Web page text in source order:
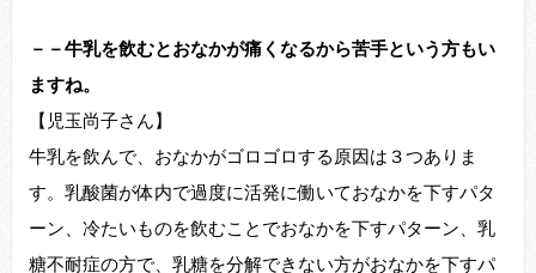
－－牛乳を飲むとおなかが痛くなるから苦手という方もい
ますね。
【児玉尚子さん】
牛乳を飲んで、おなかがゴロゴロする原因は３つありま
す。乳酸菌が体内で過度に活発に働いておなかを下すパタ
ーン、冷たいものを飲むことでおなかを下すパターン、乳
糖不耐症の方で、乳糖を分解できない方がおなかを下すパ